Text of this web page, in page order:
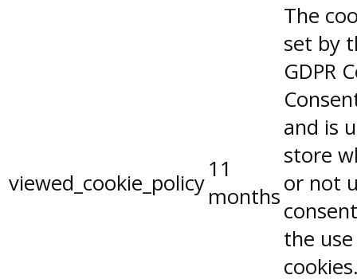
viewed_cookie_policy
11
months
The
set by
GDPR
and is
store
or not
the